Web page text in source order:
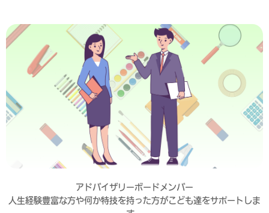
アドバイザリーボードメンバー
人生経験豊富な方や何か特技を持った方がこども達をサポートしま